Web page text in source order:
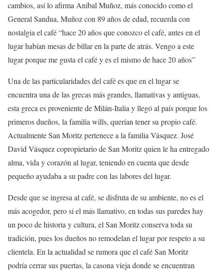
cambios, así lo afirma Aníbal Muñoz, más conocido como el
General Sandua, Muñoz con 89 años de edad, recuerda con
nostalgia el café “hace 20 años que conozco el café, antes en el
lugar habían mesas de billar en la parte de atrás. Vengo a este
lugar porque me gusta el café y es el mismo de hace 20 años”
Una de las particularidades del café es que en el lugar se
encuentra una de las grecas más grandes, llamativas y antiguas,
esta greca es proveniente de Milán-Italia y llegó al país porque los
primeros dueños, la familia wills, querían tener su propio café.
Actualmente San Moritz pertenece a la familia Vásquez. José
David Vásquez copropietario de San Moritz quien le ha entregado
alma, vida y corazón al lugar, teniendo en cuenta que desde
pequeño ayudaba a su padre con las labores del lugar.
Desde que se ingresa al café, se disfruta de su ambiente, no es el
más acogedor, pero sí el más llamativo, en todas sus paredes hay
un poco de historia y cultura, el San Moritz conserva toda su
tradición, pues los dueños no remodelan el lugar por respeto a su
clientela. En la actualidad se rumora que el café San Moritz
podría cerrar sus puertas, la casona vieja donde se encuentran